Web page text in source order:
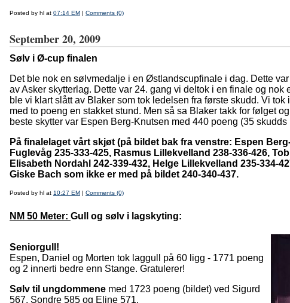
Posted by hl at 07:14 EM | Comments (0)
September 20, 2009
Sølv i Ø-cup finalen
Det ble nok en sølvmedalje i en Østlandscupfinale i dag. Dette
av Asker skytterlag. Dette var 24. gang vi deltok i en finale og nok
ble vi klart slått av Blaker som tok ledelsen fra første skudd. Vi
med to poeng en stakket stund. Men så sa Blaker takk for følget
beste skytter var Espen Berg-Knutsen med 440 poeng (35
På finalelaget vårt skjøt (på bildet bak fra venstre: Espen
Fuglevåg 235-333-425, Rasmus Lillekvelland 238-336-426,
Elisabeth Nordahl 242-339-432, Helge Lillekvelland 235-334-
Giske Bach som ikke er med på bildet 240-340-437.
Posted by hl at 10:27 EM | Comments (0)
NM 50 Meter: Gull og sølv i lagskyting:
Seniorgull!
Espen, Daniel og Morten tok laggull på 60 ligg - 1771 poeng
og 2 innerti bedre enn Stange. Gratulerer!
Sølv til ungdommene med 1723 poeng (bildet) ved Sigurd
567, Sondre 585 og Eline 571.